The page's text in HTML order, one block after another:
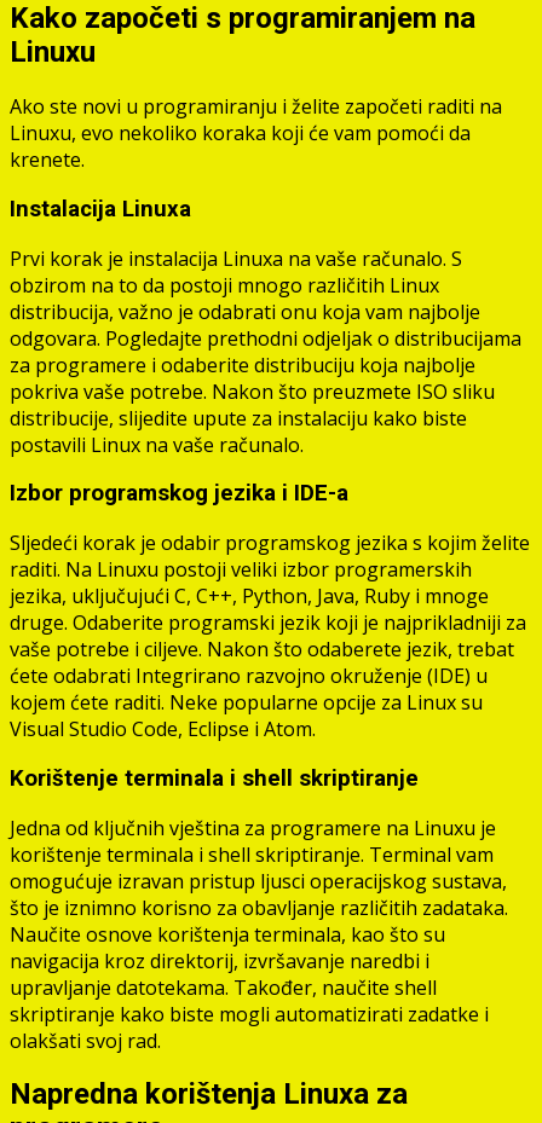
Kako započeti s programiranjem na
Linuxu
Ako ste novi u programiranju i želite započeti raditi na
Linuxu, evo nekoliko koraka koji će vam pomoći da
krenete.
Instalacija Linuxa
Prvi korak je instalacija Linuxa na vaše računalo. S
obzirom na to da postoji mnogo različitih Linux
distribucija, važno je odabrati onu koja vam najbolje
odgovara. Pogledajte prethodni odjeljak o distribucijama
za programere i odaberite distribuciju koja najbolje
pokriva vaše potrebe. Nakon što preuzmete ISO sliku
distribucije, slijedite upute za instalaciju kako biste
postavili Linux na vaše računalo.
Izbor programskog jezika i IDE-a
Sljedeći korak je odabir programskog jezika s kojim želite
raditi. Na Linuxu postoji veliki izbor programerskih
jezika, uključujući C, C++, Python, Java, Ruby i mnoge
druge. Odaberite programski jezik koji je najprikladniji za
vaše potrebe i ciljeve. Nakon što odaberete jezik, trebat
ćete odabrati Integrirano razvojno okruženje (IDE) u
kojem ćete raditi. Neke popularne opcije za Linux su
Visual Studio Code, Eclipse i Atom.
Korištenje terminala i shell skriptiranje
Jedna od ključnih vještina za programere na Linuxu je
korištenje terminala i shell skriptiranje. Terminal vam
omogućuje izravan pristup ljusci operacijskog sustava,
što je iznimno korisno za obavljanje različitih zadataka.
Naučite osnove korištenja terminala, kao što su
navigacija kroz direktorij, izvršavanje naredbi i
upravljanje datotekama. Također, naučite shell
skriptiranje kako biste mogli automatizirati zadatke i
olakšati svoj rad.
Napredna korištenja Linuxa za